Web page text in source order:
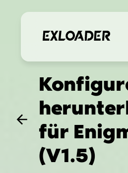
für
(V1.5)